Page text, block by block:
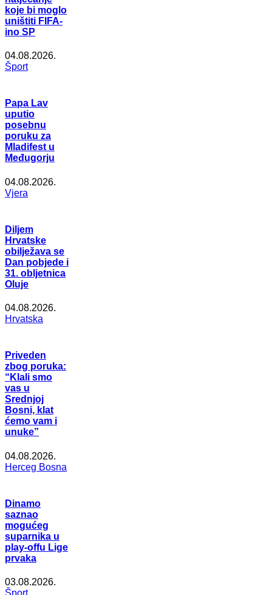
koje bi moglo
uništiti FIFA-
ino SP
04.08.2026.
Šport
Papa Lav
uputio
posebnu
poruku za
Mladifest u
Međugorju
04.08.2026.
Vjera
Diljem
Hrvatske
obilježava se
Dan pobjede i
31. obljetnica
Oluje
04.08.2026.
Hrvatska
Priveden
zbog poruka:
“Klali smo
vas u
Srednjoj
Bosni, klat
ćemo vam i
unuke”
04.08.2026.
Herceg Bosna
Dinamo
saznao
mogućeg
suparnika u
play-offu Lige
prvaka
03.08.2026.